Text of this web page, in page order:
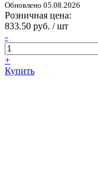
Обновлено 05.08.2026
Розничная цена:
833.50 руб. / шт
-
+
Купить